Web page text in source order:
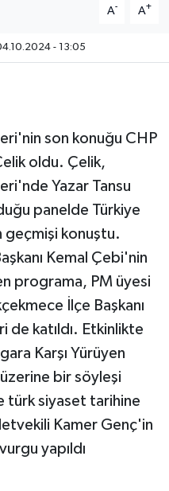
A- A+
- 13:05
son konuğu CHP
oldu. Çelik,
Yazar Tansu
panelde Türkiye
geçmişi konuştu.
Kemal Çebi'nin
programa, PM üyesi
İlçe Başkanı
de katıldı. Etkinlikte
Karşı Yürüyen
bir söyleşi
türk siyaset tarihine
Kamer Genç'in
yapıldı